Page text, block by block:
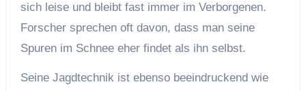
sich leise und bleibt fast immer im Verborgenen.
Forscher sprechen oft davon, dass man seine
Spuren im Schnee eher findet als ihn selbst.
Seine Jagdtechnik ist ebenso beeindruckend wie